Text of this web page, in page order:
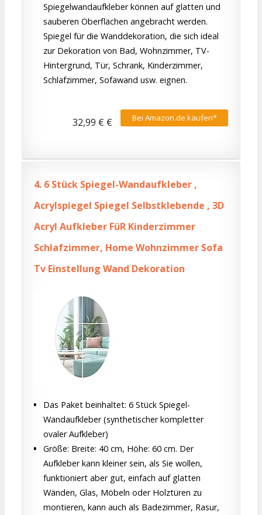
Spiegelwandaufkleber können auf glatten und
sauberen Oberflächen angebracht werden.
Spiegel für die Wanddekoration, die sich ideal
zur Dekoration von Bad, Wohnzimmer, TV-
Hintergrund, Tür, Schrank, Kinderzimmer,
Schlafzimmer, Sofawand usw. eignen.
Bei Amazon.de kaufen*
32,99 € €
4. 6 Stück Spiegel-Wandaufkleber ,
Acrylspiegel Spiegel Selbstklebende , 3D
Acryl Aufkleber FüR Kinderzimmer
Schlafzimmer, Home Wohnzimmer Sofa
Tv Einstellung Wand Dekoration
Das Paket beinhaltet: 6 Stück Spiegel-
Wandaufkleber (synthetischer kompletter
ovaler Aufkleber)
Größe: Breite: 40 cm, Höhe: 60 cm. Der
Aufkleber kann kleiner sein, als Sie wollen,
funktioniert aber gut, einfach auf glatten
Wänden, Glas, Möbeln oder Holztüren zu
montieren, kann auch als Badezimmer, Rasur,